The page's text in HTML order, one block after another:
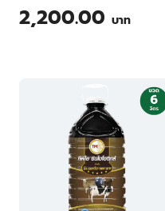
|TPI Synbiotics for Livestock
20 Liter
2,200.00 บาท